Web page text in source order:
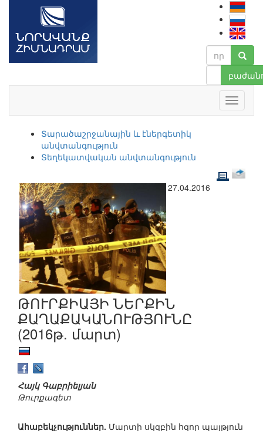
Տարածաշրջանային և էներգետիկ
անվտանգություն
Տեղեկատվական անվտանգություն
27.04.2016
ԹՈՒՐՔԻԱՅԻ ՆԵՐՔԻՆ
ՔԱՂԱՔԱԿԱՆՈՒԹՅՈՒՆԸ
(2016թ. մարտ)
Հայկ Գաբրիելյան
Թուրքագետ
Ահաբեկչություններ. Մարտի սկզբին հզոր պայթյուն